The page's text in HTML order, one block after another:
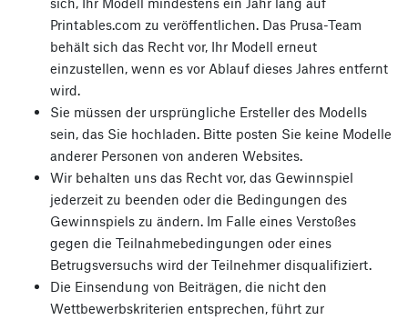
Printables.com zu veröffentlichen. Das Prusa-Team
behält sich das Recht vor, Ihr Modell erneut
einzustellen, wenn es vor Ablauf dieses Jahres entfernt
wird.
Sie müssen der ursprüngliche Ersteller des Modells
sein, das Sie hochladen. Bitte posten Sie keine Modelle
anderer Personen von anderen Websites.
Wir behalten uns das Recht vor, das Gewinnspiel
jederzeit zu beenden oder die Bedingungen des
Gewinnspiels zu ändern. Im Falle eines Verstoßes
gegen die Teilnahmebedingungen oder eines
Betrugsversuchs wird der Teilnehmer disqualifiziert.
Die Einsendung von Beiträgen, die nicht den
Wettbewerbskriterien entsprechen, führt zur